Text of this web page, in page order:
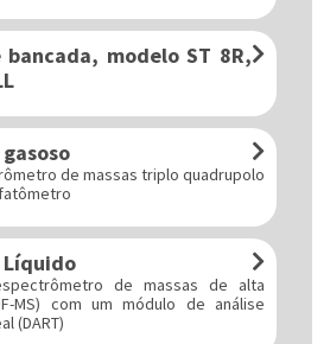
modelo ST 8R,
de massas triplo quadrupolo
de massas de alta
MS) com um módulo de análise
(DART)